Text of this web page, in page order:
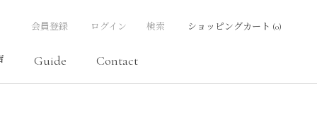
Guide
Contact
会員登録 ログイン 検索 ショッピングカート (0)